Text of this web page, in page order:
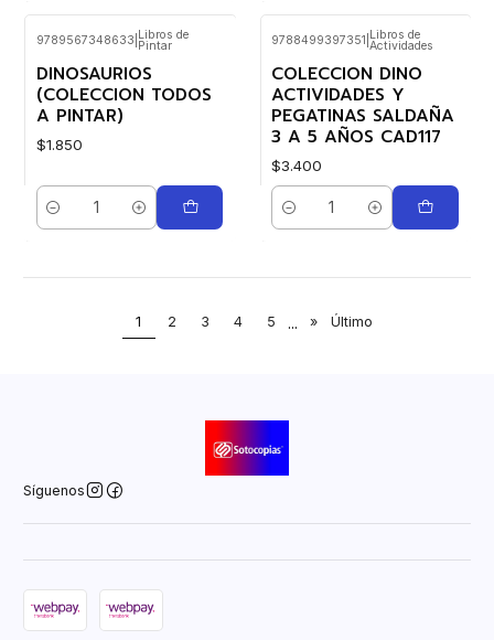
9789567348633 Libros de
Pintar
DINOSAURIOS
(COLECCION TODOS
A PINTAR)
$1.850
Cantidad
9788499397351 Libros de
Actividades
COLECCION DINO
ACTIVIDADES Y
PEGATINAS SALDAÑA
3 A 5 AÑOS CAD117
$3.400
Cantidad
1 2 3 4 5 ... » Último
Síguenos